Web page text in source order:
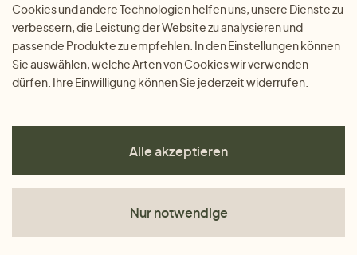
Cookies und andere Technologien helfen uns, unsere Dienste zu
verbessern, die Leistung der Website zu analysieren und
passende Produkte zu empfehlen. In den Einstellungen können
Sie auswählen, welche Arten von Cookies wir verwenden
dürfen. Ihre Einwilligung können Sie jederzeit widerrufen.
Alle akzeptieren
Nur notwendige